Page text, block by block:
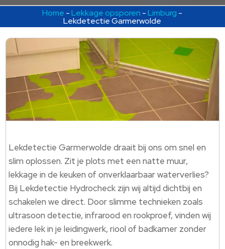
Home -Lekkage opsporen -Limburg -
Lekdetectie Garmerwolde
Lekdetectie Garmerwolde draait bij ons om snel en
slim oplossen. Zit je plots met een natte muur,
lekkage in de keuken of onverklaarbaar waterverlies?
Bij Lekdetectie Hydrocheck zijn wij altijd dichtbij en
schakelen we direct. Door slimme technieken zoals
ultrasoon detectie, infrarood en rookproef, vinden wij
iedere lek in je leidingwerk, riool of badkamer zonder
onnodig hak- en breekwerk.